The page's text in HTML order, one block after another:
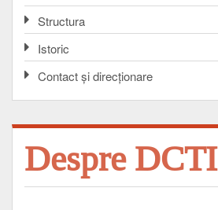
Structura
Istoric
Contact şi direcţionare
Despre DCTI